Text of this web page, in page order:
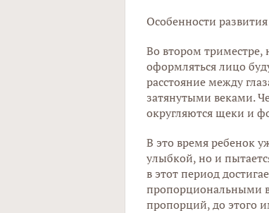
Особенности
Во втором триместре,
оформляться лицо
расстояние между
затянутыми веками.
округляются щеки и
В это время ребенок
улыбкой, но и
в этот период
пропорциональными
пропорций, до этого